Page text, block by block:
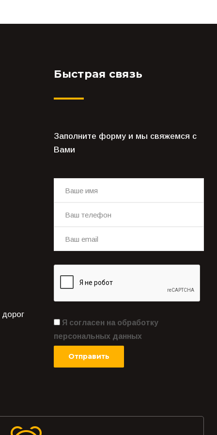
Быстрая связь
Заполните форму и мы свяжемся с
Вами
Я согласен на обработку
персональных данных